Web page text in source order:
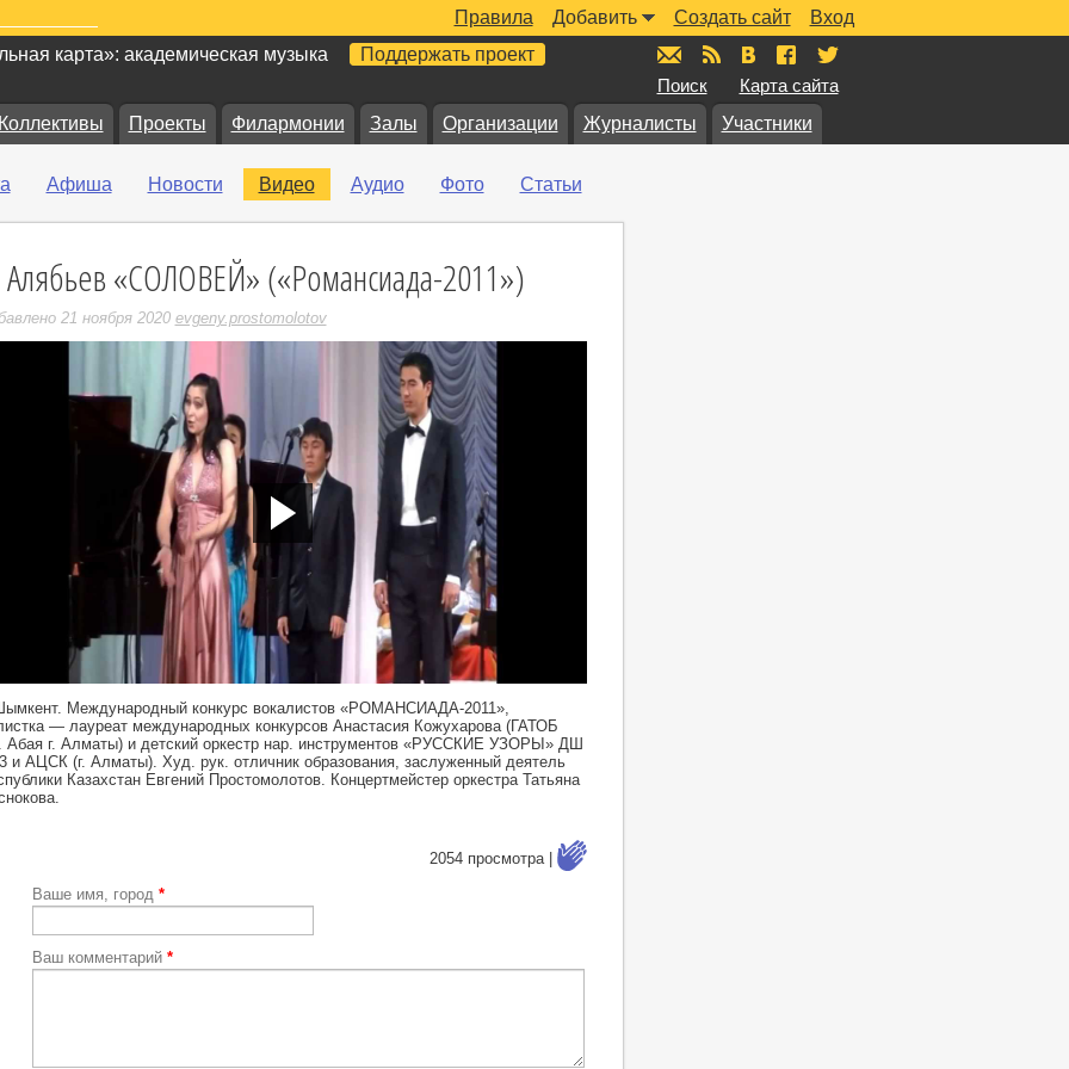
Вход
Создать сайт
Добавить
Правила
карта»: академическая музыка Поддержать проект
Поиск Карта сайта
Коллективы Проекты Филармонии Залы Организации Журналисты Участники
Афиша Новости Видео Аудио Фото Статьи
«СОЛОВЕЙ» («Романсиада-2011»)
21 ноября 2020 evgeny.prostomolotov
Международный конкурс вокалистов «РОМАНСИАДА-2011»,
— лауреат международных конкурсов Анастасия Кожухарова (ГАТОБ
Абая г. Алматы) и детский оркестр нар. инструментов «РУССКИЕ УЗОРЫ» ДШ
и АЦСК (г. Алматы). Худ. рук. отличник образования, заслуженный деятель
Казахстан Евгений Простомолотов. Концертмейстер оркестра Татьяна
2054 просмотра |
Ваше имя, город *
Ваш комментарий *